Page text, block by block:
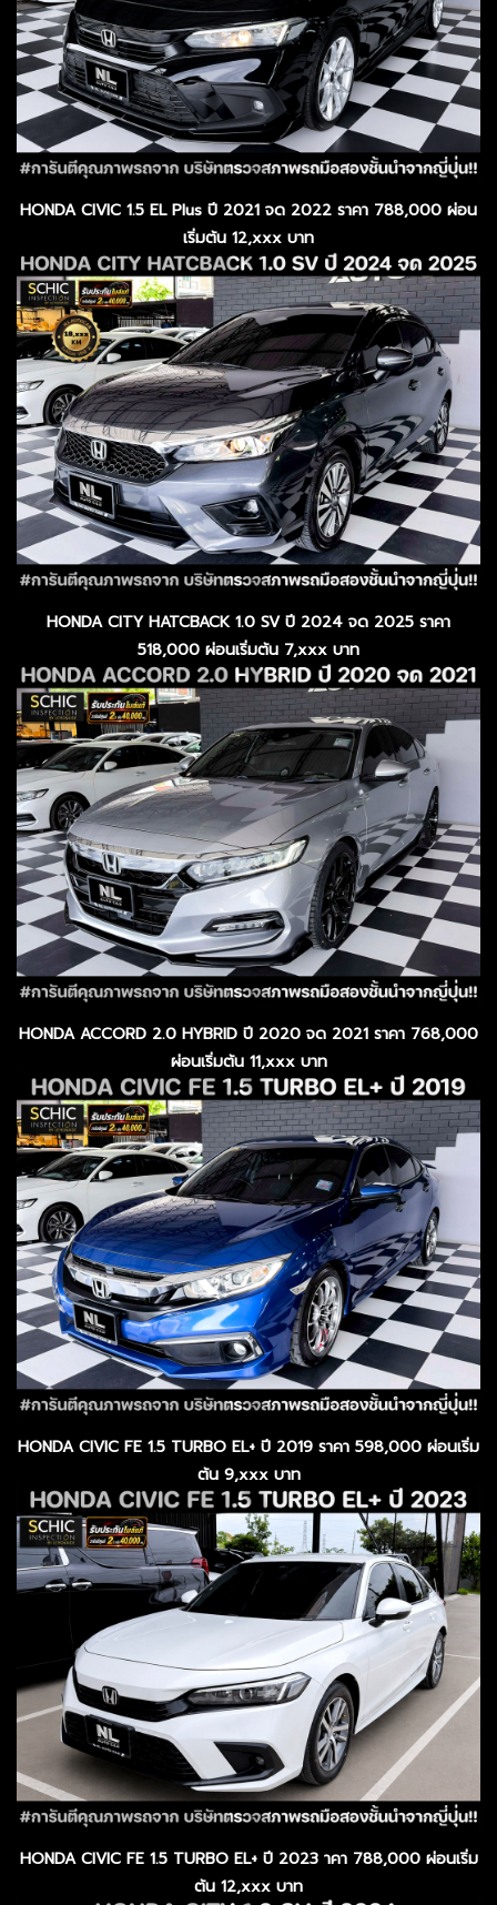
HONDA CIVIC 1.5 EL Plus ปี 2021 จด 2022 ราคา 788,000 ผ่อน
เริ่มต้น 12,xxx บาท
HONDA CITY HATCBACK 1.0 SV ปี 2024 จด 2025 ราคา
518,000 ผ่อนเริ่มต้น 7,xxx บาท
HONDA ACCORD 2.0 HYBRID ปี 2020 จด 2021 ราคา 768,000
ผ่อนเริ่มต้น 11,xxx บาท
HONDA CIVIC FE 1.5 TURBO EL+ ปี 2019 ราคา 598,000 ผ่อนเริ่ม
ต้น 9,xxx บาท
HONDA CIVIC FE 1.5 TURBO EL+ ปี 2023 าคา 788,000 ผ่อนเริ่ม
ต้น 12,xxx บาท